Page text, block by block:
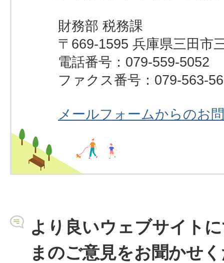
財務部 税務課
〒669-1595 兵庫県三田市
電話番号：079-559-5052
ファクス番号：079-563-
メールフォームからのお
より良いウェブサイト
まのご意見をお聞かせ